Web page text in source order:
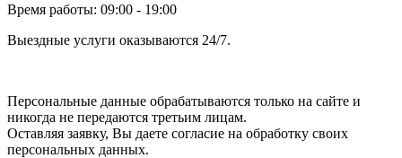
Время работы: 09:00 - 19:00
Выездные услуги оказываются 24/7.
Персональные данные обрабатываются только на сайте и
никогда не передаются третьим лицам.
Оставляя заявку, Вы даете согласие на обработку своих
персональных данных.